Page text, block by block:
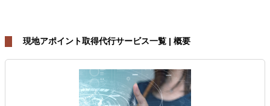
現地アポイント取得代行サービス一覧 | 概要